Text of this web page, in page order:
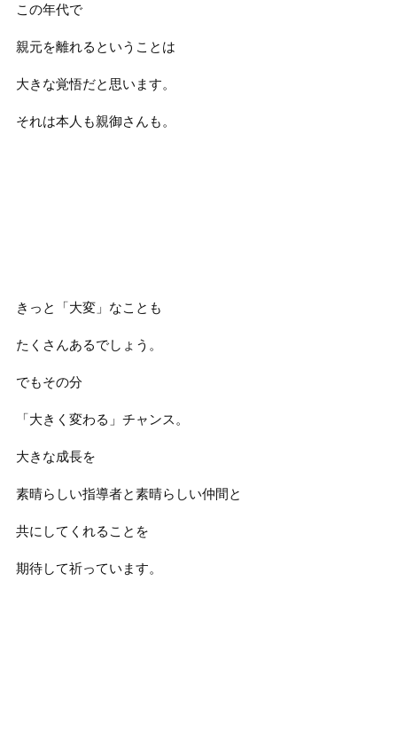
この年代で
親元を離れるということは
大きな覚悟だと思います。
それは本人も親御さんも。
きっと「大変」なことも
たくさんあるでしょう。
でもその分
「大きく変わる」チャンス。
大きな成長を
素晴らしい指導者と素晴らしい仲間と
共にしてくれることを
期待して祈っています。